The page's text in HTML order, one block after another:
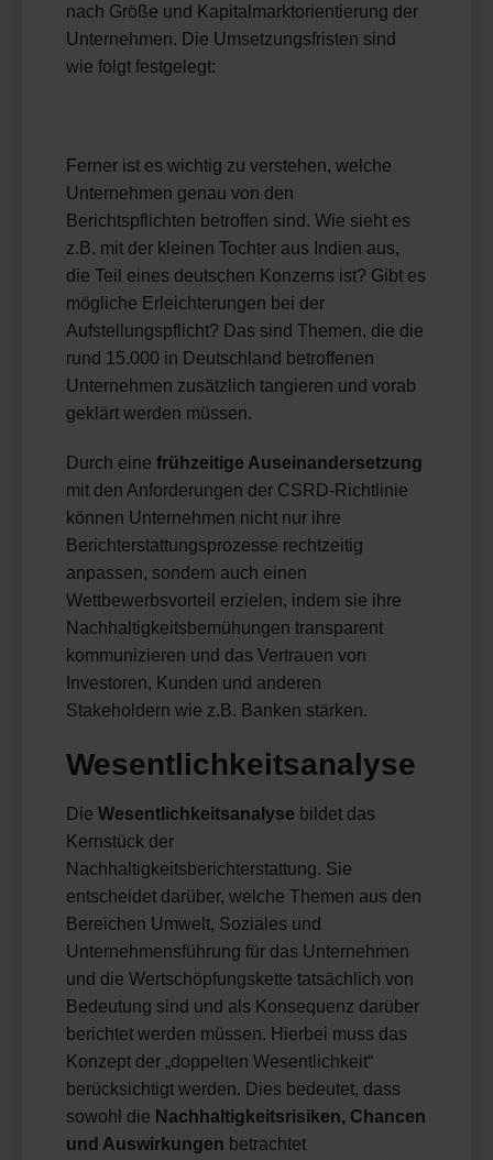
nach Größe und Kapitalmarktorientierung der
Unternehmen. Die Umsetzungsfristen sind
wie folgt festgelegt:
Ferner ist es wichtig zu verstehen, welche
Unternehmen genau von den
Berichtspflichten betroffen sind. Wie sieht es
z.B. mit der kleinen Tochter aus Indien aus,
die Teil eines deutschen Konzerns ist? Gibt es
mögliche Erleichterungen bei der
Aufstellungspflicht? Das sind Themen, die die
rund 15.000 in Deutschland betroffenen
Unternehmen zusätzlich tangieren und vorab
geklärt werden müssen.
Durch eine frühzeitige Auseinandersetzung
mit den Anforderungen der CSRD-Richtlinie
können Unternehmen nicht nur ihre
Berichterstattungsprozesse rechtzeitig
anpassen, sondern auch einen
Wettbewerbsvorteil erzielen, indem sie ihre
Nachhaltigkeitsbemühungen transparent
kommunizieren und das Vertrauen von
Investoren, Kunden und anderen
Stakeholdern wie z.B. Banken stärken.
Wesentlichkeitsanalyse
Die Wesentlichkeitsanalyse bildet das
Kernstück der
Nachhaltigkeitsberichterstattung. Sie
entscheidet darüber, welche Themen aus den
Bereichen Umwelt, Soziales und
Unternehmensführung für das Unternehmen
und die Wertschöpfungskette tatsächlich von
Bedeutung sind und als Konsequenz darüber
berichtet werden müssen. Hierbei muss das
Konzept der „doppelten Wesentlichkeit“
berücksichtigt werden. Dies bedeutet, dass
sowohl die Nachhaltigkeitsrisiken, Chancen
und Auswirkungen betrachtet